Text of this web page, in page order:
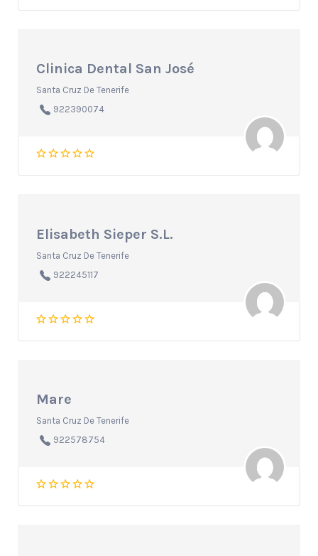
Clinica Dental San José
Santa Cruz De Tenerife
922390074
Elisabeth Sieper S.L.
Santa Cruz De Tenerife
922245117
Mare
Santa Cruz De Tenerife
922578754